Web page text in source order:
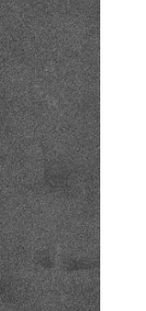
повсій
глибинний
істотно
—
BWS) й
сполук і
Під
зберігає
з менш